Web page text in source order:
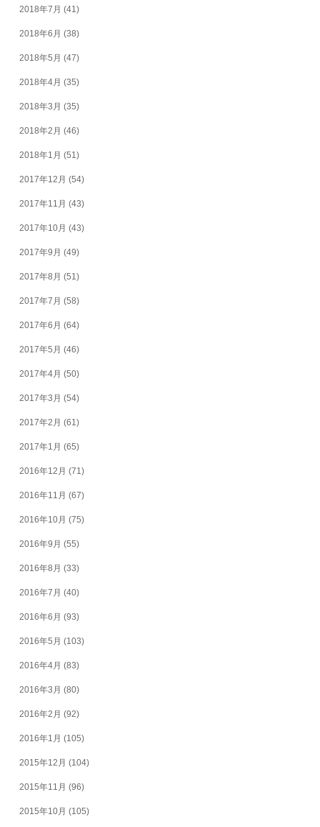
2018年7月 (41)
2018年6月 (38)
2018年5月 (47)
2018年4月 (35)
2018年3月 (35)
2018年2月 (46)
2018年1月 (51)
2017年12月 (54)
2017年11月 (43)
2017年10月 (43)
2017年9月 (49)
2017年8月 (51)
2017年7月 (58)
2017年6月 (64)
2017年5月 (46)
2017年4月 (50)
2017年3月 (54)
2017年2月 (61)
2017年1月 (65)
2016年12月 (71)
2016年11月 (67)
2016年10月 (75)
2016年9月 (55)
2016年8月 (33)
2016年7月 (40)
2016年6月 (93)
2016年5月 (103)
2016年4月 (83)
2016年3月 (80)
2016年2月 (92)
2016年1月 (105)
2015年12月 (104)
2015年11月 (96)
2015年10月 (105)